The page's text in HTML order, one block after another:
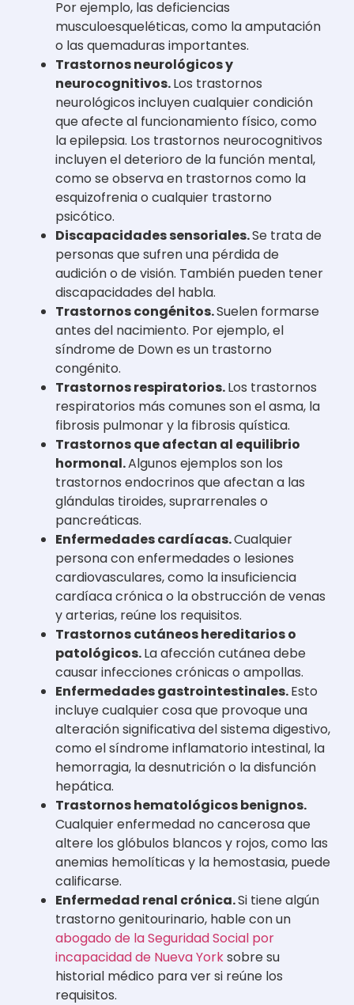
Por ejemplo, las deficiencias
musculoesqueléticas, como la amputación
o las quemaduras importantes.
Trastornos neurológicos y
neurocognitivos.Los trastornos
neurológicos incluyen cualquier condición
que afecte al funcionamiento físico, como
la epilepsia. Los trastornos neurocognitivos
incluyen el deterioro de la función mental,
como se observa en trastornos como la
esquizofrenia o cualquier trastorno
psicótico.
Discapacidades sensoriales.Se trata de
personas que sufren una pérdida de
audición o de visión. También pueden tener
discapacidades del habla.
Trastornos congénitos.Suelen formarse
antes del nacimiento. Por ejemplo, el
síndrome de Down es un trastorno
congénito.
Trastornos respiratorios.Los trastornos
respiratorios más comunes son el asma, la
fibrosis pulmonar y la fibrosis quística.
Trastornos que afectan al equilibrio
hormonal.Algunos ejemplos son los
trastornos endocrinos que afectan a las
glándulas tiroides, suprarrenales o
pancreáticas.
Enfermedades cardíacas.Cualquier
persona con enfermedades o lesiones
cardiovasculares, como la insuficiencia
cardíaca crónica o la obstrucción de venas
y arterias, reúne los requisitos.
Trastornos cutáneos hereditarios o
patológicos.La afección cutánea debe
causar infecciones crónicas o ampollas.
Enfermedades gastrointestinales.Esto
incluye cualquier cosa que provoque una
alteración significativa del sistema digestivo,
como el síndrome inflamatorio intestinal, la
hemorragia, la desnutrición o la disfunción
hepática.
Trastornos hematológicos benignos.
Cualquier enfermedad no cancerosa que
altere los glóbulos blancos y rojos, como las
anemias hemolíticas y la hemostasia, puede
calificarse.
Enfermedad renal crónica.Si tiene algún
trastorno genitourinario, hable con un
abogado de la Seguridad Social por
incapacidad de Nueva Yorksobre su
historial médico para ver si reúne los
requisitos.